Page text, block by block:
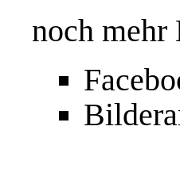
noch mehr